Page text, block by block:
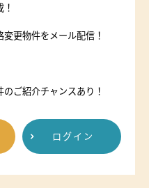
更物件をメール配信！
ご紹介チャンスあり！
ログイン